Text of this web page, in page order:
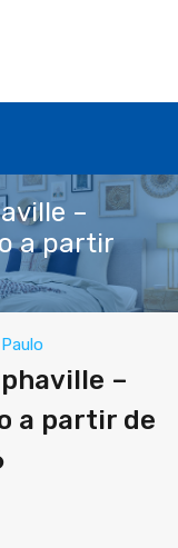
–
a partir
–
a partir de